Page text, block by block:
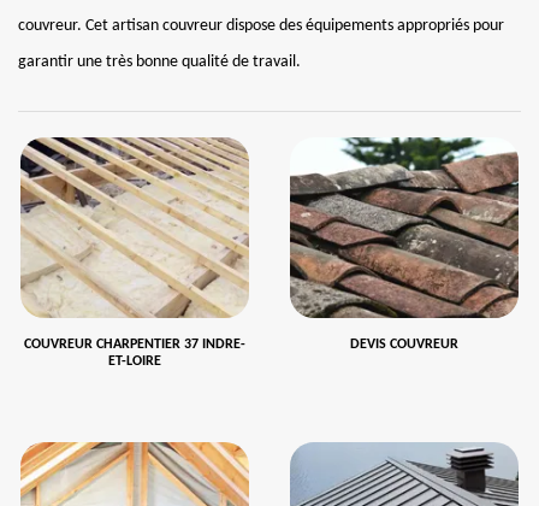
couvreur. Cet artisan couvreur dispose des équipements appropriés pour
garantir une très bonne qualité de travail.
COUVREUR CHARPENTIER 37 INDRE-
ET-LOIRE
DEVIS COUVREUR